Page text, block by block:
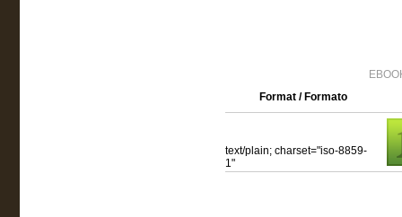
Format / Formato
text/plain; charset="iso-8859-
1"